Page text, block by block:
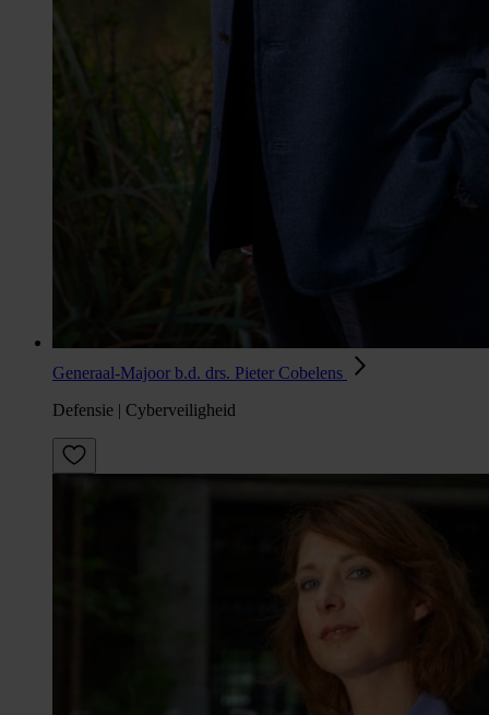
Generaal-Majoor b.d. drs. Pieter Cobelens
Defensie | Cyberveiligheid